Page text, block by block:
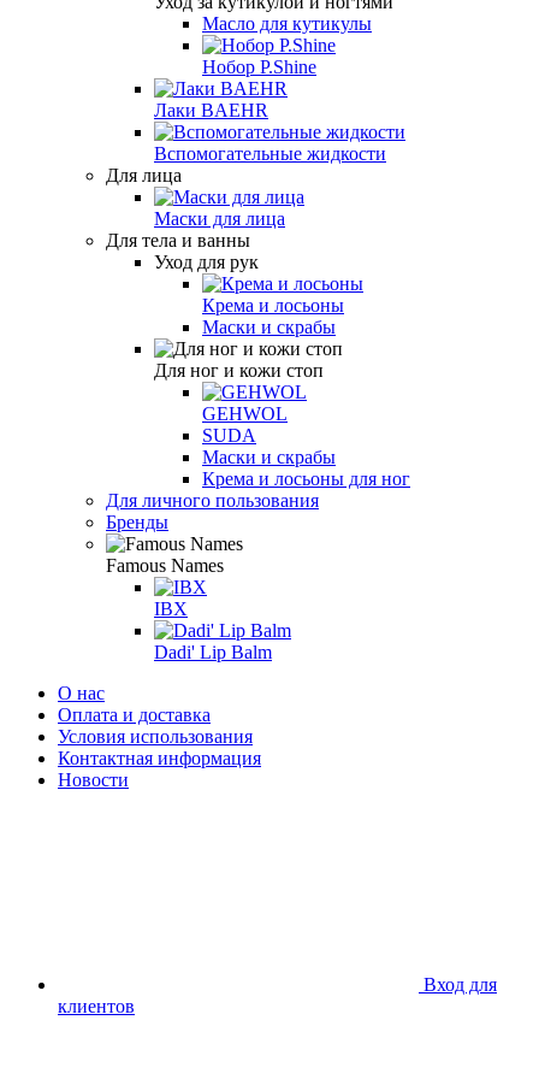
Масло для кутикулы
Нобор P.Shine
Лаки BAEHR
Вспомогательные жидкости
Для лица
Маски для лица
Для тела и ванны
Уход для рук
Крема и лосьоны
Маски и скрабы
Для ног и кожи стоп
GEHWOL
SUDA
Маски и скрабы
Крема и лосьоны для ног
Для личного пользования
Бренды
Famous Names
IBX
Dadi' Lip Balm
О нас
Оплата и доставка
Условия использования
Контактная информация
Новости
Вход для
клиентов